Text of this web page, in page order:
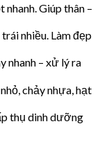
Giúp thân –
nhiều. Làm đẹp
nhanh – xử lý ra
chảy nhựa, hạt
thụ dinh dưỡng